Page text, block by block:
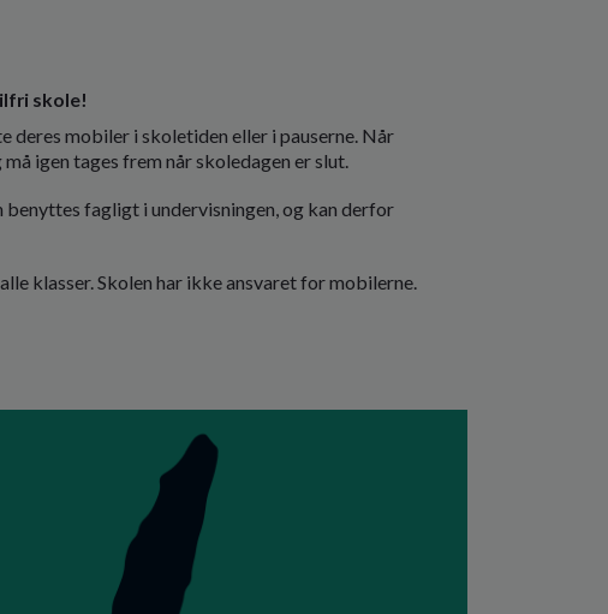
skole!
mobiler i skoletiden eller i pauserne. Når
igen tages frem når skoledagen er slut.
fagligt i undervisningen, og kan derfor
klasser. Skolen har ikke ansvaret for mobilerne.